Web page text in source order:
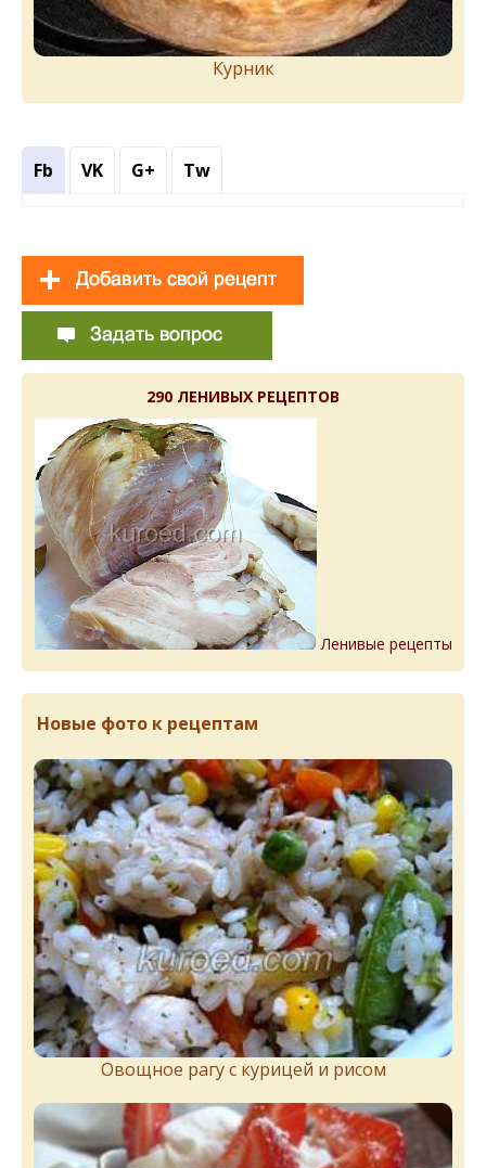
Курник
Fb VK G+ Tw
290 ЛЕНИВЫХ РЕЦЕПТОВ
Ленивые рецепты
Новые фото к рецептам
Овощное рагу с курицей и рисом